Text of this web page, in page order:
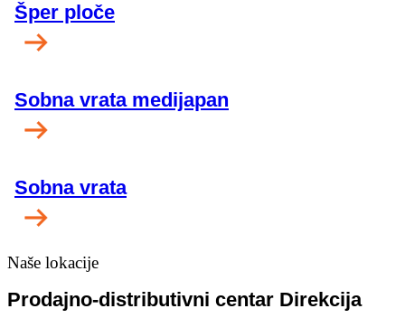
Šper ploče
Sobna vrata medijapan
Sobna vrata
Naše lokacije
Prodajno-distributivni centar Direkcija